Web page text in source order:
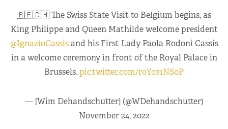
🇧🇪🇨🇭 The Swiss State Visit to Belgium begins, as
King Philippe and Queen Mathilde welcome president
@IgnazioCassisand his First Lady Paola Rodoni Cassis
in a welcome ceremony in front of the Royal Palace in
Brussels.pic.twitter.com/roYo31NS0P
— [Wim Dehandschutter] (@WDehandschutter)
November 24, 2022